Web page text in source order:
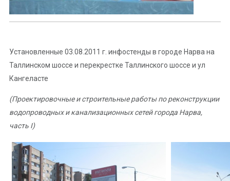
Установленные 03.08.2011 г. инфостенды в городе Нарва на
Таллинском шоссе и перекрестке Таллинского шоссе и ул
Кангеласте
(Проектировочные и строительные работы по реконструкции
водопроводных и канализационных сетей города Нарва,
часть I)